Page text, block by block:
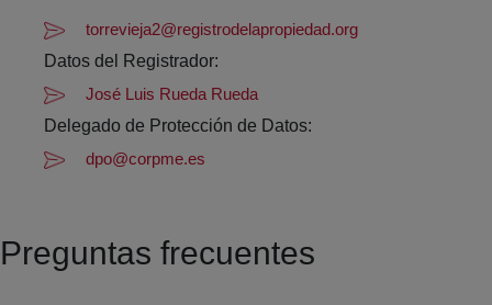
torrevieja2@registrodelapropiedad.org
Datos del Registrador:
José Luis Rueda Rueda
Delegado de Protección de Datos:
dpo@corpme.es
Preguntas frecuentes